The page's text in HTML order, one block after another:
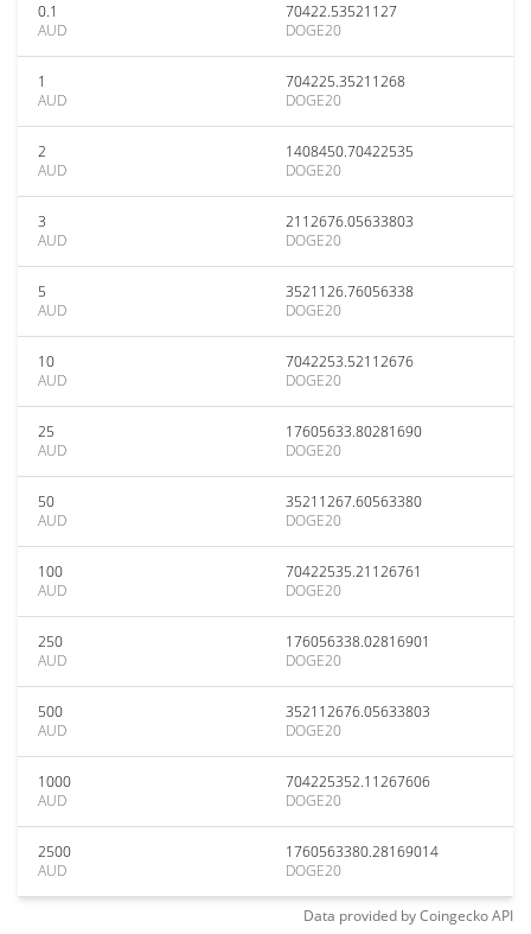
0.1
AUD
70422.53521127
DOGE20
1
AUD
704225.35211268
DOGE20
2
AUD
1408450.70422535
DOGE20
3
AUD
2112676.05633803
DOGE20
5
AUD
3521126.76056338
DOGE20
10
AUD
7042253.52112676
DOGE20
25
AUD
17605633.80281690
DOGE20
50
AUD
35211267.60563380
DOGE20
100
AUD
70422535.21126761
DOGE20
250
AUD
176056338.02816901
DOGE20
500
AUD
352112676.05633803
DOGE20
1000
AUD
704225352.11267606
DOGE20
2500
AUD
1760563380.28169014
DOGE20
Data provided byCoingeckoAPI